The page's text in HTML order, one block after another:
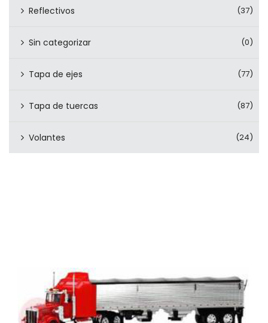
Reflectivos (37)
Sin categorizar (0)
Tapa de ejes (77)
Tapa de tuercas (87)
Volantes (24)